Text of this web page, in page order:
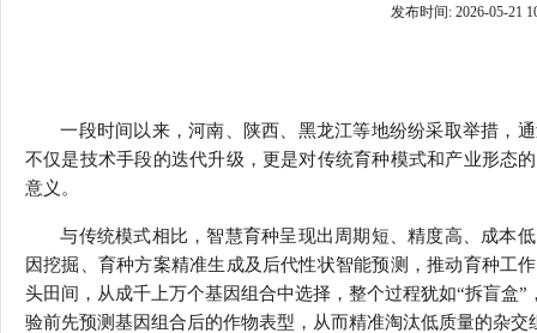
发布时间: 2026-05-21
一段时间以来，河南、陕西、黑龙江等地纷纷采取举措，
不仅是技术手段的迭代升级，更是对传统育种模式和产业形态
意义。
与传统模式相比，智慧育种呈现出周期短、精度高、成本
因挖掘、育种方案精准生成及后代性状智能预测，推动育种工
头田间，从成千上万个基因组合中选择，整个过程犹如“拆盲盒
验前先预测基因组合后的作物表型，从而精准淘汰低质量的杂